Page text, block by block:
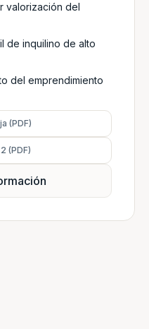
valorización del
de inquilino de alto
del emprendimiento
(PDF)
(PDF)